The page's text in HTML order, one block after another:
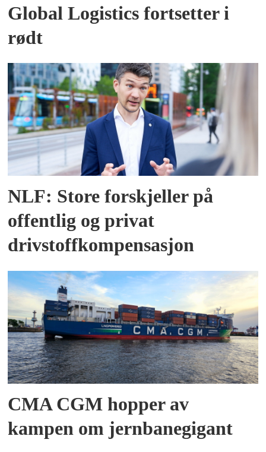
Global Logistics fortsetter i
rødt
NLF: Store forskjeller på
offentlig og privat
drivstoffkompensasjon
CMA CGM hopper av
kampen om jernbanegigant